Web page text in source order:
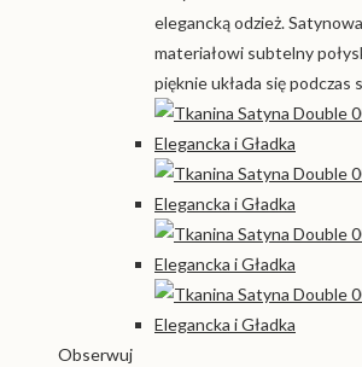
elegancką odzież.
materiałowi subtelny
pięknie układa się podczas
Obserwuj